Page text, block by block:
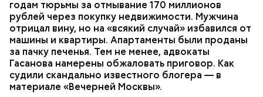
годам тюрьмы за отмывание 170 миллионов
рублей через покупку недвижимости. Мужчина
отрицал вину, но на «всякий случай» избавился от
машины и квартиры. Апартаменты были проданы
за пачку печенья. Тем не менее, адвокаты
Гасанова намерены обжаловать приговор. Как
судили скандально известного блогера — в
материале «Вечерней Москвы».
мотивом преступления была квартира родителей,
которая в случае их смерти перешла бы сыну. Но
спустя несколько дней Миссюра заявил, что ранее
уже травил других людей.